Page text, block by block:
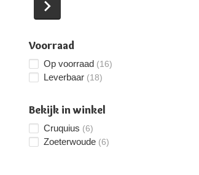
Voorraad
Op voorraad (16)
Leverbaar (18)
Bekijk in winkel
Cruquius (6)
Zoeterwoude (6)